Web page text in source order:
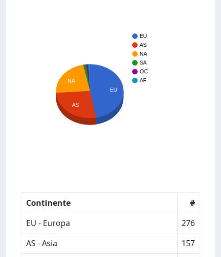
EU
AS
NA
SA
OC
AF
EU
NA
AS
Continente
#
EU - Europa
276
AS - Asia
157